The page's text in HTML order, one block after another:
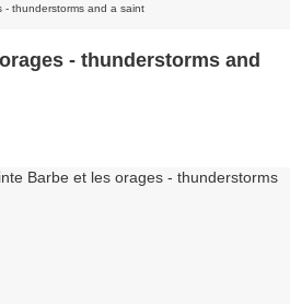
thunderstorms and a saint
- thunderstorms and